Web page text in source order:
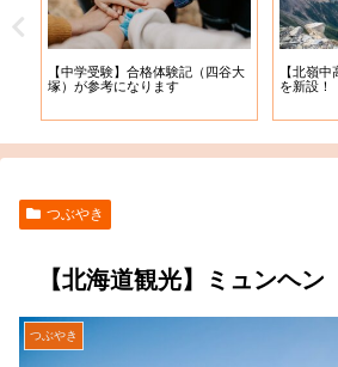
【中学受験】合格体験記（四谷大
塚）が参考になります
【北嶺
を新設！
つぶやき
【北海道観光】ミュンヘ
つぶやき